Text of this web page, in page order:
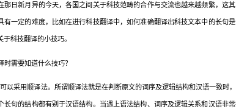
日新月异的今天，各国之间关于科技范畴的合作与交流也越来越频繁，这
有一定的难度，比如在进行科技翻译中，如何准确翻译出科技文本中的长句
科技翻译的小技巧。
采用顺译法。所谓顺译法就是在判断原文的词序及逻辑结构和汉语一致时
长句的结构都有别于汉语结构。当遇上语法结构、词序及逻辑关系和汉语非